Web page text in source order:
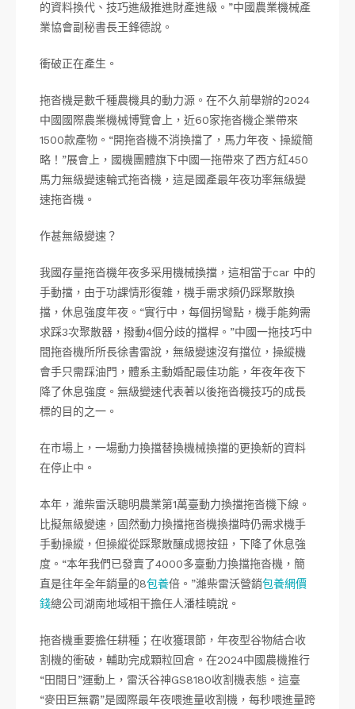
的資料換代、技巧進級推進財產進級。”中國農業機械產
業協會副秘書長王鋒德說。
衝破正在產生。
拖沓機是數千種農機具的動力源。在不久前舉辦的2024
中國國際農業機械博覽會上，近60家拖沓機企業帶來
1500款產物。“開拖沓機不消換擋了，馬力年夜、操縱簡
略！”展會上，國機團體旗下中國一拖帶來了西方紅450
馬力無級變速輪式拖沓機，這是國產最年夜功率無級變
速拖沓機。
作甚無級變速？
我國存量拖沓機年夜多采用機械換擋，這相當于car 中的
手動擋，由于功課情形復雜，機手需求頻仍踩聚散換
擋，休息強度年夜。“實行中，每個拐彎點，機手能夠需
求踩3次聚散器，撥動4個分歧的擋桿。”中國一拖技巧中
間拖沓機所所長徐書雷說，無級變速沒有擋位，操縱機
會手只需踩油門，體系主動婚配最佳功能，年夜年夜下
降了休息強度。無級變速代表著以後拖沓機技巧的成長
標的目的之一。
在市場上，一場動力換擋替換機械換擋的更換新的資料
在停止中。
本年，濰柴雷沃聰明農業第1萬臺動力換擋拖沓機下線。
比擬無級變速，固然動力換擋拖沓機換擋時仍需求機手
手動操縱，但操縱從踩聚散釀成摁按鈕，下降了休息強
度。“本年我們已發賣了4000多臺動力換擋拖沓機，簡
直是往年全年銷量的8包養倍。”濰柴雷沃營銷包養網價
錢總公司湖南地域相干擔任人潘桂曉說。
拖沓機重要擔任耕種；在收獲環節，年夜型谷物結合收
割機的衝破，輔助完成顆粒回倉。在2024中國農機推行
“田間日”運動上，雷沃谷神GS8180收割機表態。這臺
“麥田巨無霸”是國際最年夜喂進量收割機，每秒喂進量跨